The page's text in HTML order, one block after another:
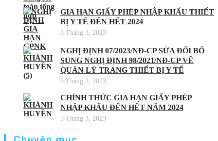
GIA HẠN GIẤY PHÉP NHẬP KHẨU THIẾT
BỊ Y TẾ ĐẾN HẾT 2024
3 Tháng 3, 2023
NGHỊ ĐỊNH 07/2023/NĐ-CP SỬA ĐỔI BỔ
SUNG NGHỊ ĐỊNH 98/2021/NĐ-CP VỀ
QUẢN LÝ TRANG THIẾT BỊ Y TẾ
3 Tháng 3, 2023
CHÍNH THỨC GIA HẠN GIẤY PHÉP
NHẬP KHẨU ĐẾN HẾT NĂM 2024
3 Tháng 3, 2023